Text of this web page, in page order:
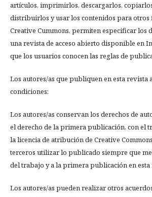
artículos, imprimirlos, descargarlos,
distribuirlos y usar los contenidos para otros
Creative Cummons, permiten especificar los
una revista de acceso abierto disponible en
que los usuarios conocen las reglas de
Los autores/as que publiquen en esta revista
condiciones:
Los autores/as conservan los derechos de
el derecho de la primera publicación, con el
la licencia de atribución de Creative
terceros utilizar lo publicado siempre que
del trabajo y a la primera publicación en esta
Los autores/as pueden realizar otros